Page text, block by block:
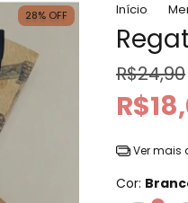
28% OFF Início
R$24,90
Ver mais
Cor: